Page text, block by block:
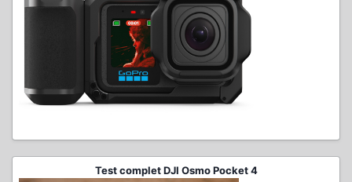
Test complet DJI Osmo Pocket 4